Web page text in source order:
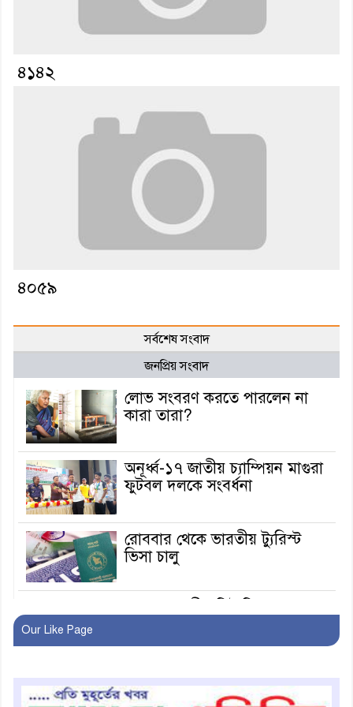
৪১৪২
৪০৫৯
সর্বশেষ সংবাদ
জনপ্রিয় সংবাদ
লোভ সংবরণ করতে পারলেন না
কারা তারা?
অনূর্ধ্ব-১৭ জাতীয় চ্যাম্পিয়ন মাগুরা
ফুটবল দলকে সংবর্ধনা
রোববার থেকে ভারতীয় ট্যুরিস্ট
ভিসা চালু
অবহিতকরণ
মাগুরায় আ’লীগের প্রতিষ্ঠাবার্ষিকীর
কর্মসূচি প্রতিরোধে বিএনপির
Our Like Page